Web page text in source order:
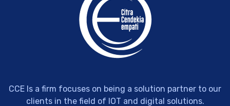
CCE Is a firm focuses on being a solution partner to our
clients in the field of IOT and digital solutions.